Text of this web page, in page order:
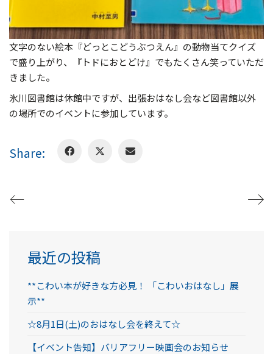
文字のない絵本『どっとこどうぶつえん』の動物当てクイズ
で盛り上がり、『トドにおとどけ』でもたくさん笑っていただ
きました。
氷川図書館は休館中ですが、出張おはなし会など図書館以外
の場所でのイベントに参加しています。
Share:
最近の投稿
**こわい本が好きな方必見！ 「こわいおはなし」展
示**
☆8月1日(土)のおはなし会を終えて☆
【イベント告知】バリアフリー映画会のお知らせ